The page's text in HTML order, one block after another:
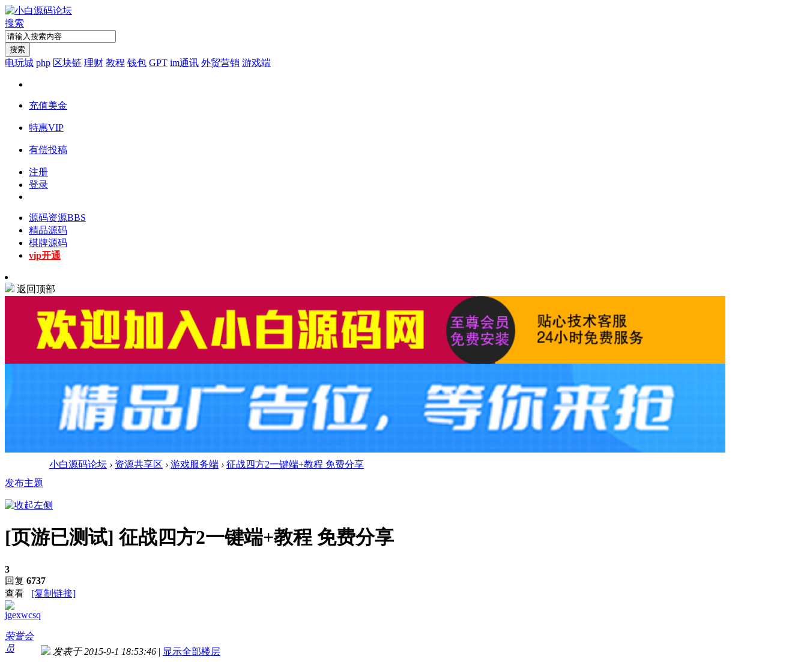
搜索
搜索
电玩城 php 区块链 理财 教程 钱包 GPT im通讯 外贸营销 游戏端
充值美金
特惠VIP
有偿投稿
注册
登录
源码资源BBS
精品源码
棋牌源码
vip开通
返回顶部
小白源码论坛 › 资源共享区 › 游戏服务端 › 征战四方2一键端+教程 免费分享
发布主题
[页游已测试] 征战四方2一键端+教程 免费分享
3
回复 6737
查看
[复制链接]
jgexwcsq
荣誉会
员
发表于 2015-9-1 18:53:46 | 显示全部楼层